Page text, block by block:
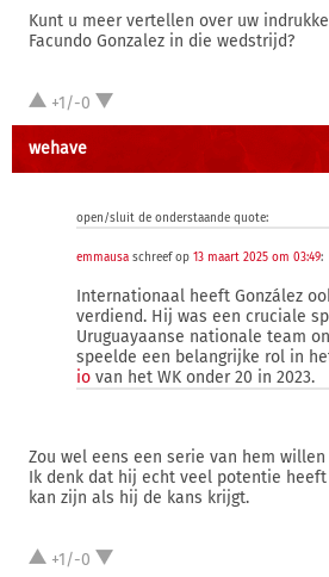
Kunt u meer vertellen over uw
Facundo Gonzalez in die wedstrijd?
+1/-0
wehave
open/sluit de onderstaande quote:
emmausa schreef op 13 maart 2025 om 03:49:
Internationaal heeft González
verdiend. Hij was een cruciale
Uruguayaanse nationale team
speelde een belangrijke rol in
io van het WK onder 20 in 2023.
Zou wel eens een serie van hem willen
Ik denk dat hij echt veel potentie
kan zijn als hij de kans krijgt.
+1/-0